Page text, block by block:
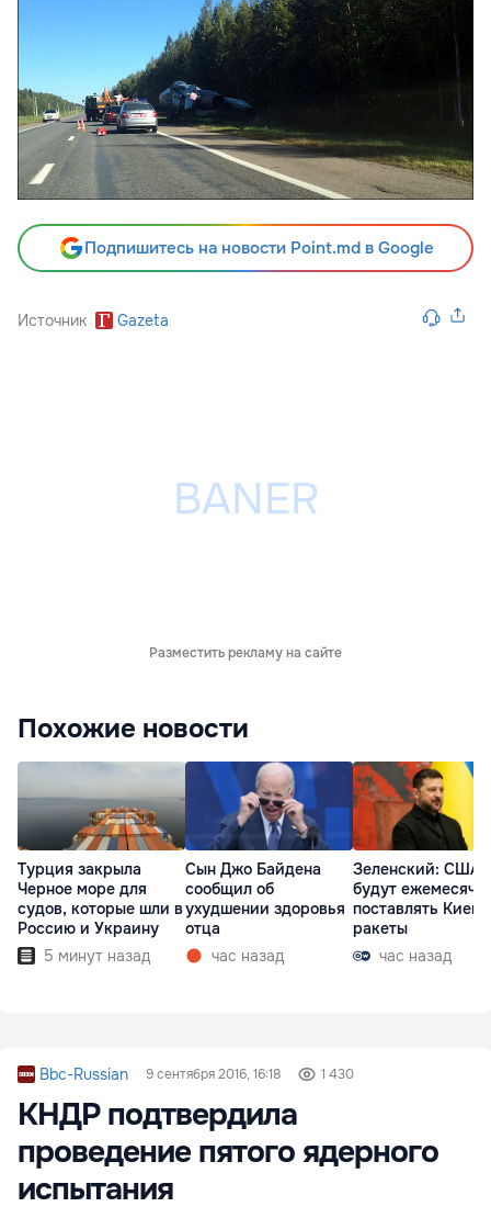
Подпишитесь на новости Point.md в Google
Источник Gazeta
Разместить рекламу на сайте
Похожие новости
Турция закрыла
Черное море для
судов, которые шли в
Россию и Украину
5 минут назад
Сын Джо Байдена
сообщил об
ухудшении здоровья
отца
час назад
Зеленский: США
будут
поставлять Киеву
ракеты
час назад
Bbc-Russian 9 сентября 2016, 16:18 1 430
КНДР подтвердила
проведение пятого ядерного
испытания